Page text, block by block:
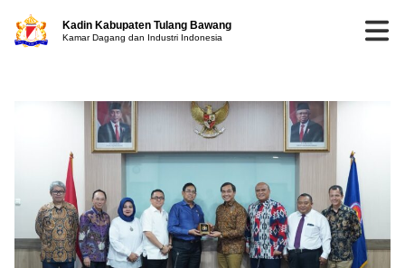
Kadin Kabupaten Tulang Bawang
Kamar Dagang dan Industri Indonesia